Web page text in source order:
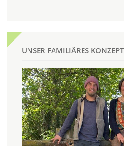
UNSER FAMILIÄRES KONZEPT